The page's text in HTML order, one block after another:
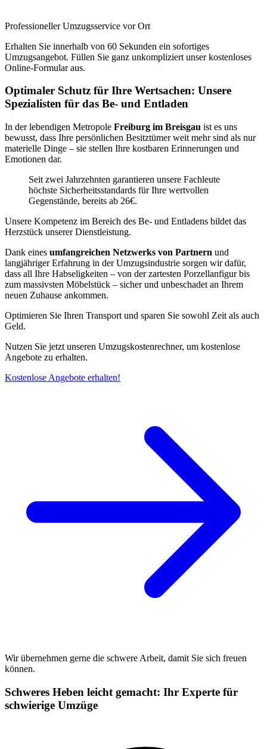
Professioneller Umzugsservice vor Ort
Erhalten Sie innerhalb von 60 Sekunden ein sofortiges
Umzugsangebot. Füllen Sie ganz unkompliziert unser kostenloses
Online-Formular aus.
Optimaler Schutz für Ihre Wertsachen: Unsere
Spezialisten für das Be- und Entladen
In der lebendigen Metropole Freiburg im Breisgau ist es uns
bewusst, dass Ihre persönlichen Besitztümer weit mehr sind als nur
materielle Dinge – sie stellen Ihre kostbaren Erinnerungen und
Emotionen dar.
Seit zwei Jahrzehnten garantieren unsere Fachleute
höchste Sicherheitsstandards für Ihre wertvollen
Gegenstände, bereits ab 26€.
Unsere Kompetenz im Bereich des Be- und Entladens bildet das
Herzstück unserer Dienstleistung.
Dank eines umfangreichen Netzwerks von Partnern und
langjähriger Erfahrung in der Umzugsindustrie sorgen wir dafür,
dass all Ihre Habseligkeiten – von der zartesten Porzellanfigur bis
zum massivsten Möbelstück – sicher und unbeschadet an Ihrem
neuen Zuhause ankommen.
Optimieren Sie Ihren Transport und sparen Sie sowohl Zeit als auch
Geld.
Nutzen Sie jetzt unseren Umzugskostenrechner, um kostenlose
Angebote zu erhalten.
Kostenlose Angebote erhalten!
Wir übernehmen gerne die schwere Arbeit, damit Sie sich freuen
können.
Schweres Heben leicht gemacht: Ihr Experte für
schwierige Umzüge